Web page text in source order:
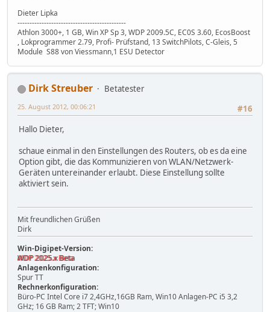
Dieter Lipka
---------------------------------------------
Athlon 3000+, 1 GB, Win XP Sp 3, WDP 2009.5C, EC0S 3.60, EcosBoost
, Lokprogrammer 2.79, Profi- Prüfstand, 13 SwitchPilots, C-Gleis, 5
Module S88 von Viessmann,1 ESU Detector
Dirk Streuber
Betatester
#16
25. August 2012, 00:06:21
Hallo Dieter,
schaue einmal in den Einstellungen des Routers, ob es da eine
Option gibt, die das Kommunizieren von WLAN/Netzwerk-
Geräten untereinander erlaubt. Diese Einstellung sollte
aktiviert sein.
Mit freundlichen Grüßen
Dirk
Win-Digipet-Version:
WDP 2025.x Beta
Anlagenkonfiguration:
Spur TT
Rechnerkonfiguration:
Büro-PC Intel Core i7 2,4GHz,16GB Ram, Win10 Anlagen-PC i5 3,2
GHz; 16 GB Ram; 2 TFT; Win10